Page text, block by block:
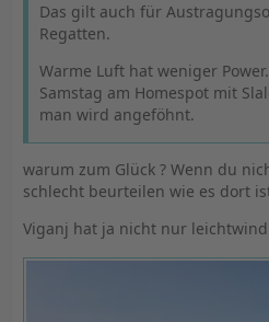
Das gilt auch für
Regatten.
Warme Luft hat weniger
Samstag am Homespot mit
man wird angeföhnt.
warum zum Glück ? Wenn du
schlecht beurteilen wie es dort
Viganj hat ja nicht nur